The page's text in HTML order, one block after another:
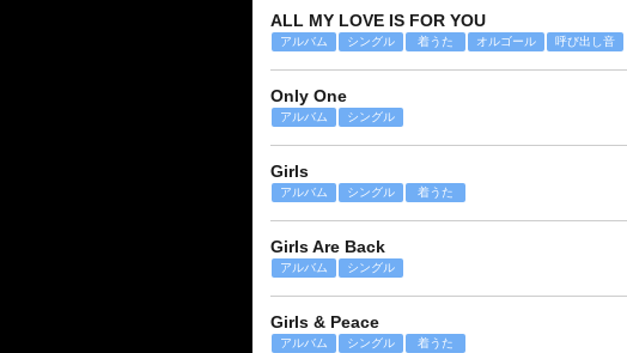
ALL MY LOVE IS FOR YOU
アルバム シングル 着うた オルゴール 呼び出し音
Only One
アルバム シングル
Girls
アルバム シングル 着うた
Girls Are Back
アルバム シングル
Girls & Peace
アルバム シングル 着うた